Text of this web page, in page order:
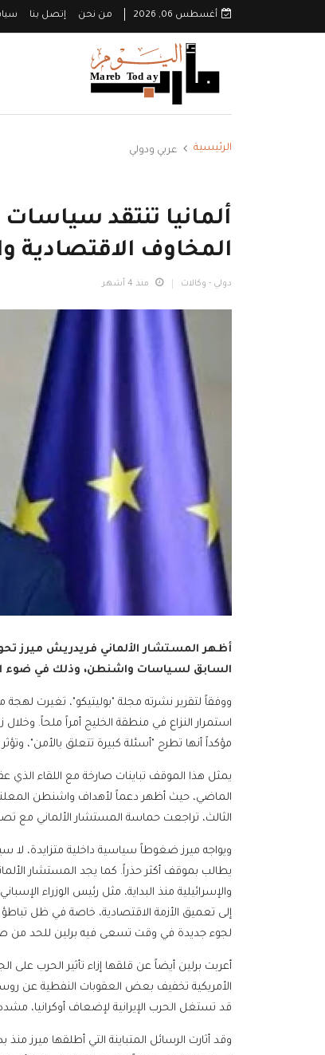
أغسطس 06, 2026 من نحن إتصل بنا
الرئيسية عربي ودولي
ألمانيا تنتقد
المخاوف الاقتصادية
دولي - وكالات منذ 4 أشهر
أظهر المستشار الألماني فريدريش ميرز
السابق لسياسات واشنطن، وذلك في ضوء
ووفقاً لتقرير نشرته مجلة "بوليتيكو"، تغيرت
استمرار النزاع في منطقة الخليج أمراً ملحاً. وخلال
مؤكداً أنها تطرح "أسئلة كبيرة تتعلق بالأمن"،
يمثل هذا الموقف تباينات صارخة مع اللقاء الذي
الماضي، حيث أظهر دعماً لأهداف واشنطن
الثالث، تراجعت حماسة المستشار الألماني مع
ويواجه ميرز ضغوطاً سياسية داخلية متزايدة، لا
يطالب بموقف أكثر حذراً. كما يجد المستشار
والإسرائيلية منذ البداية، مثل رئيس الوزراء
إلى تعميق الأزمة الاقتصادية، خاصة في ظل تباطؤ
لجوء جديدة في وقت تسعى فيه برلين للحد من
أعربت برلين أيضاً عن قلقها إزاء تأثير الحرب على
الأمريكية تخفيف بعض العقوبات النفطية عن
قد تستغل الحرب الإيرانية لإضعاف أوكرانيا،
وقد أثارت الرسائل المتباينة التي أطلقها ميرز